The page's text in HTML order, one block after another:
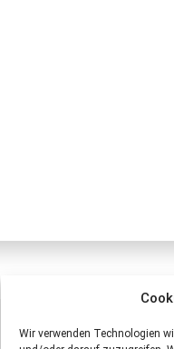
Wir verwenden Technologien